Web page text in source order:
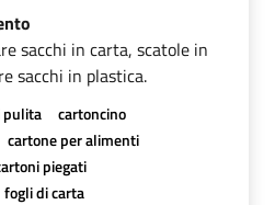
sacchi in carta, scatole in
sacchi in plastica.
pulita
cartoncino
cartone per alimenti
piegati
fogli di carta